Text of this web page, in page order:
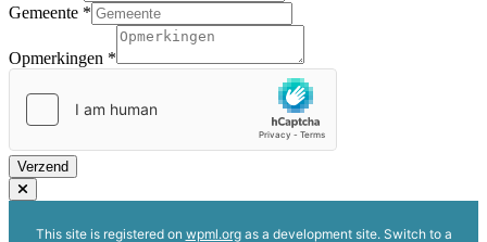
Gemeente *
Opmerkingen *
Verzend
This site is registered on wpml.orgas a development site. Switch to a